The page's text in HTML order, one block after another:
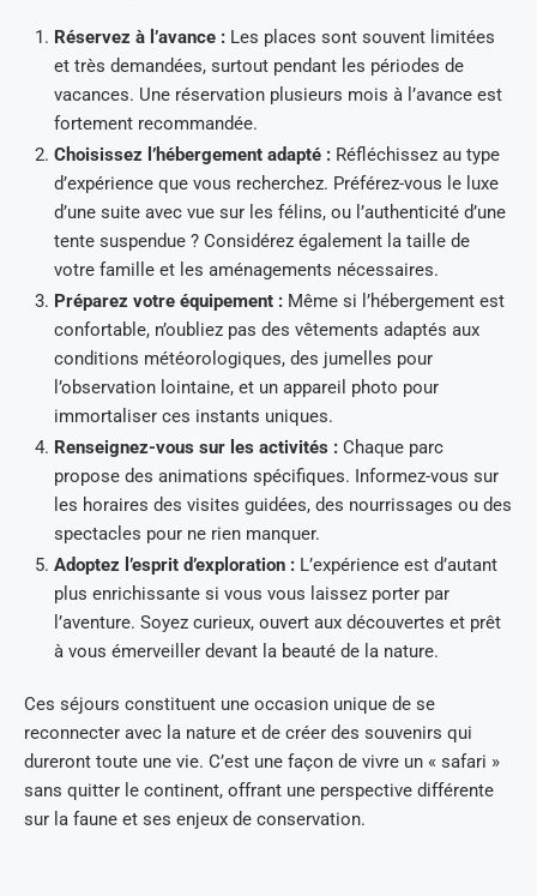
Réservez à l’avance : Les places sont souvent limitées
et très demandées, surtout pendant les périodes de
vacances. Une réservation plusieurs mois à l’avance est
fortement recommandée.
Choisissez l’hébergement adapté : Réfléchissez au type
d’expérience que vous recherchez. Préférez-vous le luxe
d’une suite avec vue sur les félins, ou l’authenticité d’une
tente suspendue ? Considérez également la taille de
votre famille et les aménagements nécessaires.
Préparez votre équipement : Même si l’hébergement est
confortable, n’oubliez pas des vêtements adaptés aux
conditions météorologiques, des jumelles pour
l’observation lointaine, et un appareil photo pour
immortaliser ces instants uniques.
Renseignez-vous sur les activités : Chaque parc
propose des animations spécifiques. Informez-vous sur
les horaires des visites guidées, des nourrissages ou des
spectacles pour ne rien manquer.
Adoptez l’esprit d’exploration : L’expérience est d’autant
plus enrichissante si vous vous laissez porter par
l’aventure. Soyez curieux, ouvert aux découvertes et prêt
à vous émerveiller devant la beauté de la nature.
Ces séjours constituent une occasion unique de se
reconnecter avec la nature et de créer des souvenirs qui
dureront toute une vie. C’est une façon de vivre un « safari »
sans quitter le continent, offrant une perspective différente
sur la faune et ses enjeux de conservation.